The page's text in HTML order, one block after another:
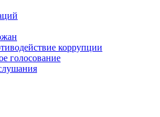
коррупции
голосование